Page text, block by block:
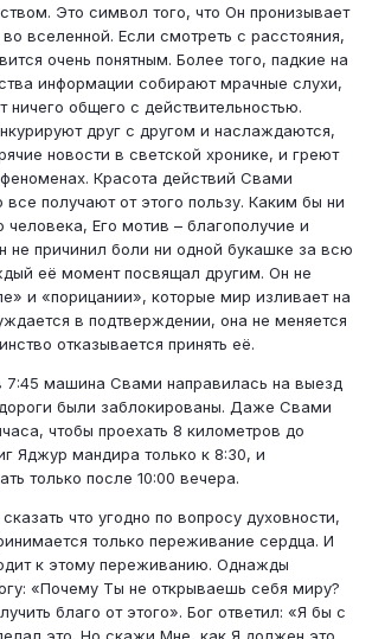
Это символ того, что Он пронизывает
вселенной. Если смотреть с расстояния,
очень понятным. Более того, падкие на
информации собирают мрачные слухи,
ничего общего с действительностью.
друг с другом и наслаждаются,
новости в светской хронике, и греют
Красота действий Свами
все получают от этого пользу. Каким бы ни
Его мотив – благополучие и
не причинил боли ни одной букашке за всю
её момент посвящал другим. Он не
и «порицании», которые мир изливает на
в подтверждении, она не меняется
отказывается принять её.
7:45 машина Свами направилась на выезд
были заблокированы. Даже Свами
чтобы проехать 8 километров до
Яджур мандира только к 8:30, и
только после 10:00 вечера.
что угодно по вопросу духовности,
только переживание сердца. И
к этому переживанию. Однажды
«Почему Ты не открываешь себя миру?
благо от этого». Бог ответил: «Я бы с
это. Но скажи Мне, как Я должен это